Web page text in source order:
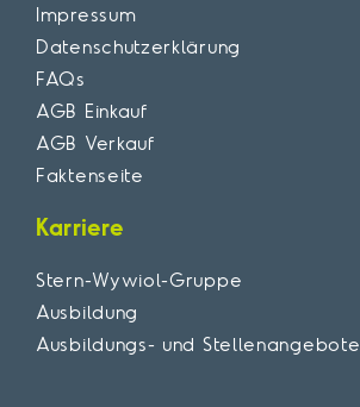
Impressum
Datenschutzerklärung
FAQs
AGB Einkauf
AGB Verkauf
Faktenseite
Karriere
Stern-Wywiol-Gruppe
Ausbildung
Ausbildungs- und Stellenangebote